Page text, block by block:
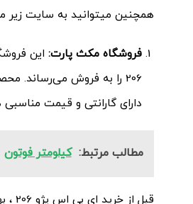
همچنین میتوانید به سایت زیر
فروشگاه مکث پارت: این
206 را به فروش می‌رساند.
دارای گارانتی و قیمت
مطالب مرتبط: کیلومتر فوتون
قبل